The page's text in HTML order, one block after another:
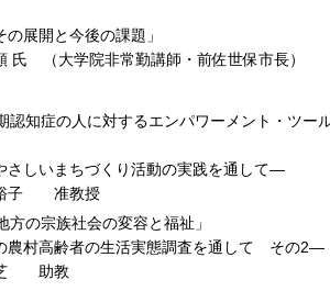
の展開と今後の課題」
大学院非常勤講師・前佐世保市長）
認知症の人に対するエンパワーメント・ツ
しいまちづくり活動の実践を通して―
准教授
方の宗族社会の変容と福祉」
村高齢者の生活実態調査を通して その2―
助教